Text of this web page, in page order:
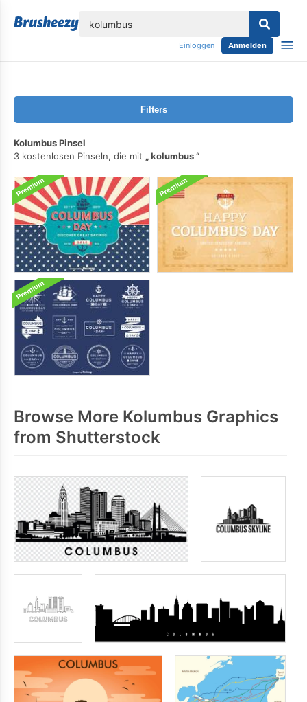
Einloggen Anmelden
Filters
Kolumbus Pinsel
3 kostenlosen Pinseln, die mit
kolumbus
Browse More Kolumbus Graphics
from Shutterstock